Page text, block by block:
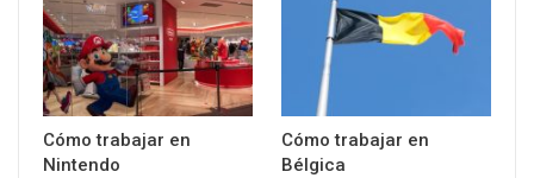
Cómo trabajar en
Nintendo
Cómo trabajar en
Bélgica